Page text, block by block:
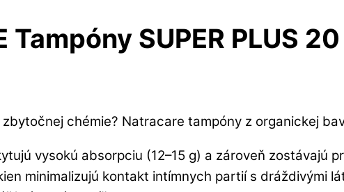
Tampóny SUPER PLUS
chémie? Natracare tampóny z organickej
vysokú absorpciu (12–15 g) a zároveň zostávajú
minimalizujú kontakt intímnych partií s dráždivými